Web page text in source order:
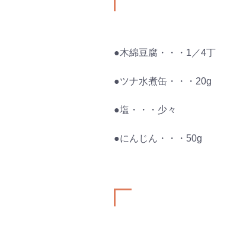
●木綿豆腐・・・1／4丁
●ツナ水煮缶・・・20g
●塩・・・少々
●にんじん・・・50g